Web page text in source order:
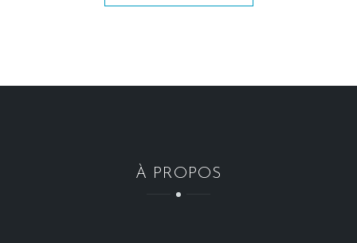
À PROPOS